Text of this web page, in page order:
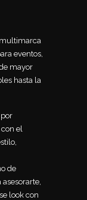
eventos,
mayor
hasta la
el
de
look con